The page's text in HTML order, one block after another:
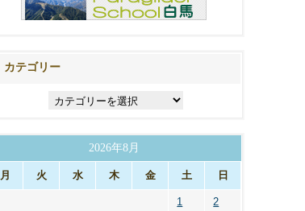
カテゴリー
ー
2026年8月
月 火 水 木 金 土 日
1 2